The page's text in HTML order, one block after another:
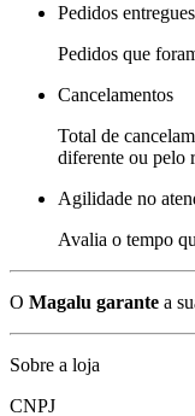
Pedidos
Pedidos que
Cancelamentos
Total de
diferente ou pelo
Agilidade no
Avalia o tempo
O Magalu garante a
Sobre a loja
CNPJ